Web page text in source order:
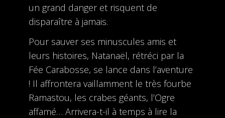
un grand danger et risquent de
disparaître à jamais.
Pour sauver ses minuscules amis et
leurs histoires, Natanaël, rétréci par la
Fée Carabosse, se lance dans l’aventure
! Il affrontera vaillamment le très fourbe
Ramastou, les crabes géants, l’Ogre
affamé… Arrivera-t-il à temps à lire la